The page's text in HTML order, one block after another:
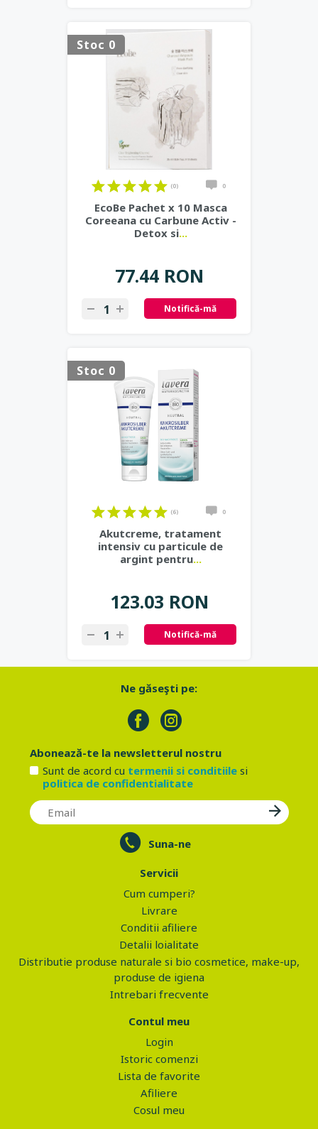
Stoc 0
(0) 0
EcoBe Pachet x 10 Masca
Coreeana cu Carbune Activ -
Detox si...
77.44 RON
Notifică-mă
Stoc 0
(6) 0
Akutcreme, tratament
intensiv cu particule de
argint pentru...
123.03 RON
Notifică-mă
Ne găseşti pe:
Abonează-te la newsletterul nostru
Sunt de acord cu termenii si conditiilesi
politica de confidentialitate
Suna-ne
Servicii
Cum cumperi?
Livrare
Conditii afiliere
Detalii loialitate
Distributie produse naturale si bio cosmetice, make-up,
produse de igiena
Intrebari frecvente
Contul meu
Login
Istoric comenzi
Lista de favorite
Afiliere
Cosul meu